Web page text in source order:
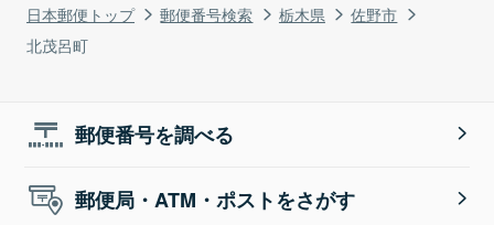
日本郵便トップ 郵便番号検索 栃木県
佐野市
北茂呂町
郵便番号を調べる
郵便局・ATM・ポストをさがす